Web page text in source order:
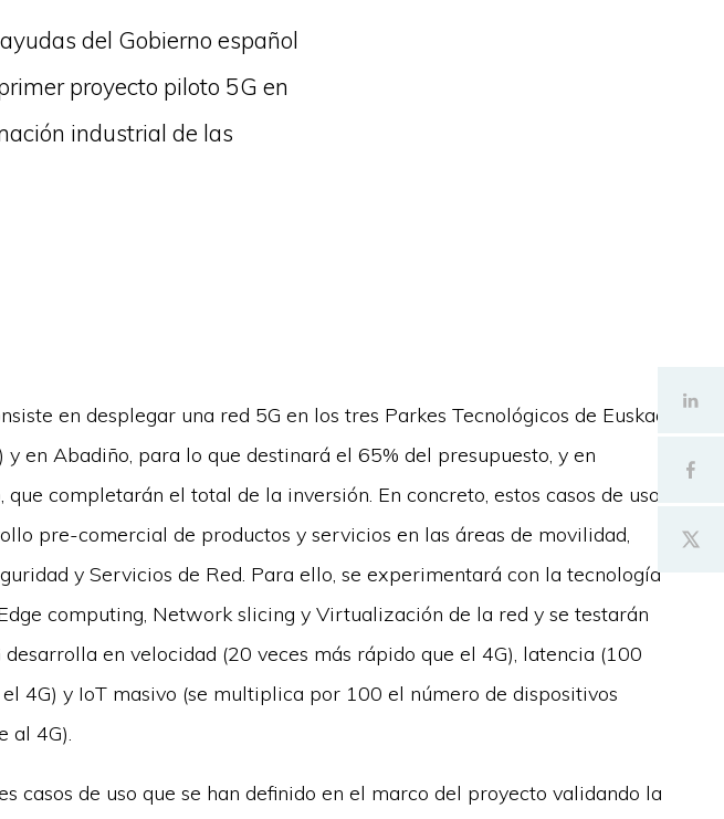
del Gobierno español
proyecto piloto 5G en
industrial de las
en desplegar una red 5G en los tres Parkes Tecnológicos de Euskadi
y en Abadiño, para lo que destinará el 65% del presupuesto, y en
que completarán el total de la inversión. En concreto, estos casos de uso
pre-comercial de productos y servicios en las áreas de movilidad,
y Servicios de Red. Para ello, se experimentará con la tecnología
computing, Network slicing y Virtualización de la red y se testarán
en velocidad (20 veces más rápido que el 4G), latencia (100
4G) y IoT masivo (se multiplica por 100 el número de dispositivos
al 4G).
casos de uso que se han definido en el marco del proyecto validando la